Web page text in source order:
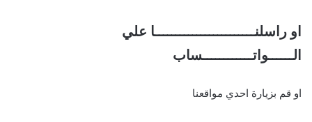
او راسلنــــــــــــــــــــــــا علي
الــــــواتــــــــــــساب
او قم بزيارة احدي مواقعنا